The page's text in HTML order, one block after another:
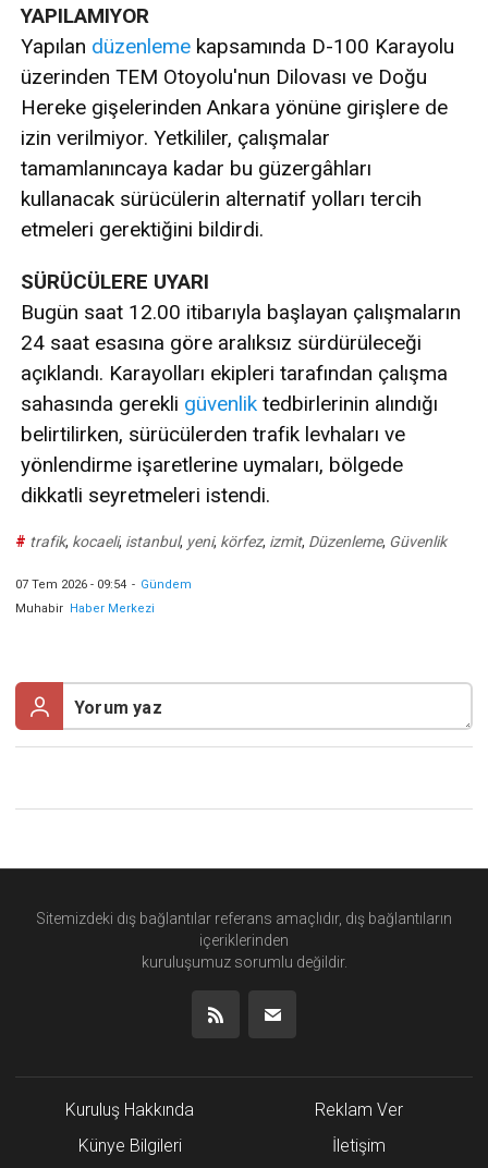
YAPILAMIYOR
Yapılan düzenleme kapsamında D-100 Karayolu
üzerinden TEM Otoyolu'nun Dilovası ve Doğu
Hereke gişelerinden Ankara yönüne girişlere de
izin verilmiyor. Yetkililer, çalışmalar
tamamlanıncaya kadar bu güzergâhları
kullanacak sürücülerin alternatif yolları tercih
etmeleri gerektiğini bildirdi.
SÜRÜCÜLERE UYARI
Bugün saat 12.00 itibarıyla başlayan çalışmaların
24 saat esasına göre aralıksız sürdürüleceği
açıklandı. Karayolları ekipleri tarafından çalışma
sahasında gerekli güvenlik tedbirlerinin alındığı
belirtilirken, sürücülerden trafik levhaları ve
yönlendirme işaretlerine uymaları, bölgede
dikkatli seyretmeleri istendi.
# trafik, kocaeli, istanbul, yeni, körfez, izmit, Düzenleme, Güvenlik
07 Tem 2026 - 09:54 - Gündem
Muhabir
Haber Merkezi
Sitemizdeki dış bağlantılar referans amaçlıdır, dış bağlantıların
içeriklerinden
kuruluşumuz sorumlu değildir.
Kuruluş Hakkında
Künye Bilgileri
Reklam Ver
İletişim